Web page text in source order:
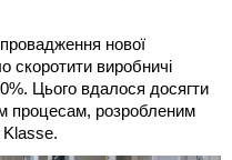
нової
скоротити виробничі
Цього вдалося досягти
процесам, розробленим